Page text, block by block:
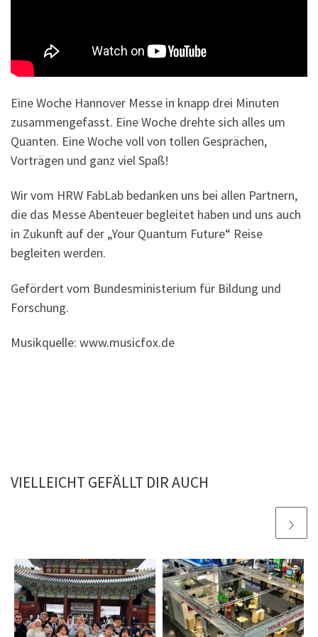
Eine Woche Hannover Messe in knapp drei Minuten
zusammengefasst. Eine Woche drehte sich alles um
Quanten. Eine Woche voll von tollen Gesprächen,
Vorträgen und ganz viel Spaß!
Wir vom HRW FabLab bedanken uns bei allen Partnern,
die das Messe Abenteuer begleitet haben und uns auch
in Zukunft auf der „Your Quantum Future“ Reise
begleiten werden.
Gefördert vom Bundesministerium für Bildung und
Forschung.
Musikquelle: www.musicfox.de
VIELLEICHT GEFÄLLT DIR AUCH